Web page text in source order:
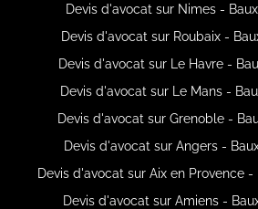
Devis d'avocat sur Nimes -
Devis d'avocat sur Roubaix -
Devis d'avocat sur Le Havre -
Devis d'avocat sur Le Mans -
Devis d'avocat sur Grenoble -
Devis d'avocat sur Angers -
Devis d'avocat sur Aix en Provence
Devis d'avocat sur Amiens -